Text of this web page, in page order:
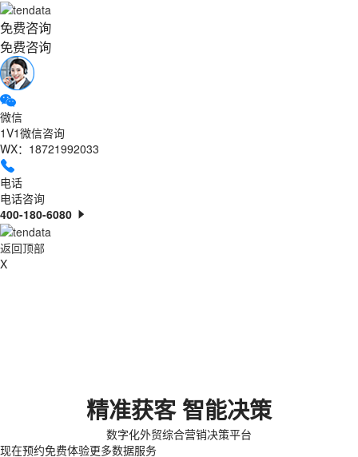
免费咨询
免费咨询
微信
1V1微信咨询
WX：18721992033
电话
电话咨询
400-180-6080
返回顶部
X
精准获客 智能决策
数字化外贸综合营销决策平台
现在预约免费体验更多数据服务